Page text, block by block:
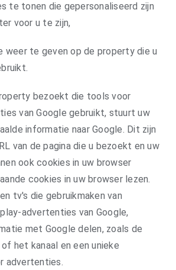
te tonen die gepersonaliseerd zijn
voor u te zijn,
weer te geven op de property die u
bezoekt die tools voor
van Google gebruikt, stuurt uw
informatie naar Google. Dit zijn
van de pagina die u bezoekt en uw
ook cookies in uw browser
cookies in uw browser lezen.
tv's die gebruikmaken van
advertenties van Google,
met Google delen, zoals de
het kanaal en een unieke
advertenties.